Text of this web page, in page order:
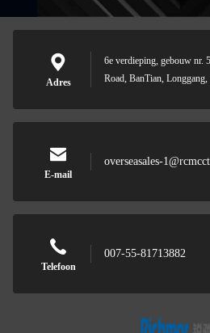
Adres
6e verdieping, gebouw nr.
Road, BanTian,
E-mail
overseasales-
Telefoon
007-55-81713882